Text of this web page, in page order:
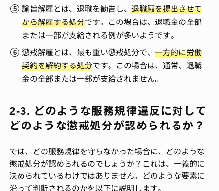
諭旨解雇とは、退職を勧告し、退職願を提出させて
から解雇する処分です。この場合は、退職金の全部
または一部が支給される例が多いようです。
懲戒解雇とは、最も重い懲戒処分で、一方的に労働
契約を解約する処分です。この場合は、通常、退職
金の全部または一部が支給されません。
2-3. どのような服務規律違反に対して
どのような懲戒処分が認められるか？
では、どの服務規律を守らなかった場合に、どのような
懲戒処分が認められるのでしょうか？これは、一義的に
決められているわけではありません。どのような要素に
沿って判断されるのかを以下に説明します。